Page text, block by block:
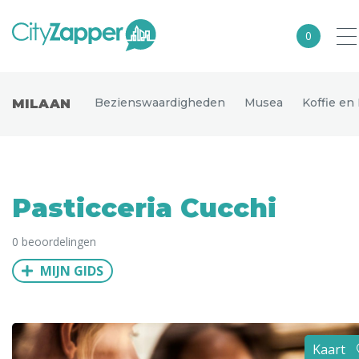
0
Europa
Noord-Amerika
Azië
Uitgelichte bestemmingen
MILAAN Bezienswaardigheden Musea Koffie en
Pasticceria Cucchi
0 beoordelingen
MIJN GIDS
Kaart